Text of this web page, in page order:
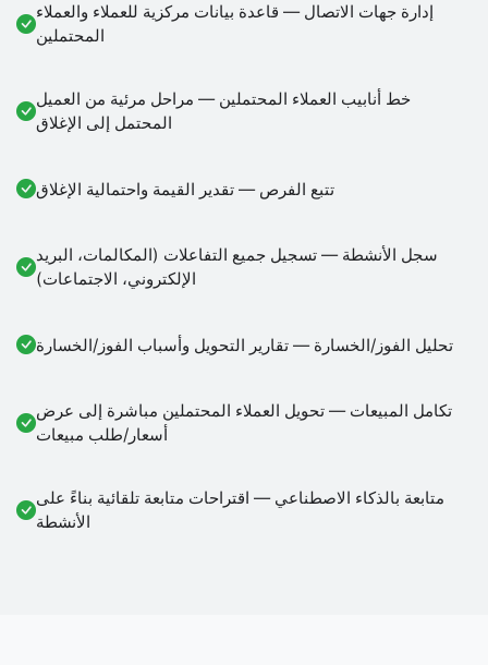
إدارة جهات الاتصال — قاعدة بيانات مركزية للعملاء والعملاء
المحتملين
خط أنابيب العملاء المحتملين — مراحل مرئية من العميل
المحتمل إلى الإغلاق
تتبع الفرص — تقدير القيمة واحتمالية الإغلاق
سجل الأنشطة — تسجيل جميع التفاعلات (المكالمات، البريد
الإلكتروني، الاجتماعات)
تحليل الفوز/الخسارة — تقارير التحويل وأسباب الفوز/الخسارة
تكامل المبيعات — تحويل العملاء المحتملين مباشرة إلى عرض
أسعار/طلب مبيعات
متابعة بالذكاء الاصطناعي — اقتراحات متابعة تلقائية بناءً على
الأنشطة